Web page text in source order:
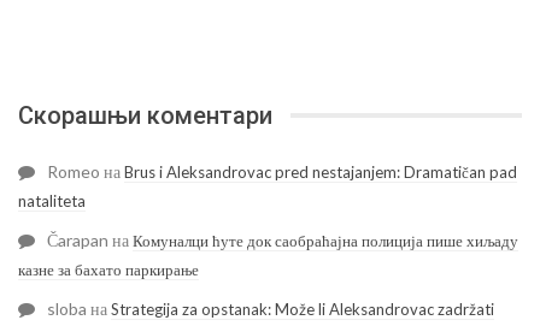
Скорашњи коментари
Romeo наBrus i Aleksandrovac pred nestajanjem: Dramatičan pad
nataliteta
Čarapan наКомуналци ћуте док саобраћајна полиција пише хиљаду
казне за бахато паркирање
sloba наStrategija za opstanak: Može li Aleksandrovac zadržati